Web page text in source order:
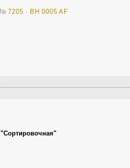
№ 7205 · BH 0005 AF
"Сортировочная"